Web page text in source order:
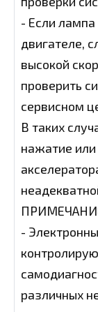
- Если
двигателе,
высокой
проверить
сервисном
В таких
нажатие или
-
различных